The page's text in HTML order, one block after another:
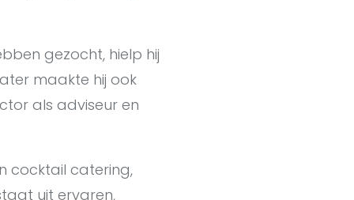
gezocht, hielp hij
maakte hij ook
als adviseur en
cocktail catering,
uit ervaren,